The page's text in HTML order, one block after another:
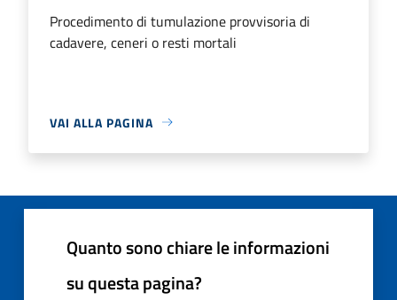
Procedimento di tumulazione provvisoria di
cadavere, ceneri o resti mortali
VAI ALLA PAGINA
Quanto sono chiare le informazioni
su questa pagina?